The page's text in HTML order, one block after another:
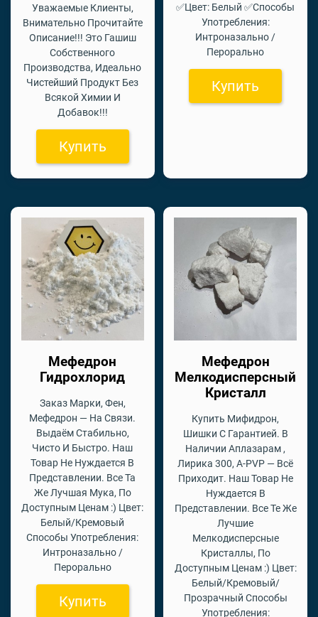
Уважаемые Клиенты,
Внимательно Прочитайте
Описание!!! Это Гашиш
Собственного
Производства, Идеально
Чистейший Продукт Без
Всякой Химии И
Добавок!!!
Купить
✅Цвет: Белый ✅Способы
Употребления:
Интроназально /
Перорально
Купить
Мефедрон
Гидрохлорид
Заказ Марки, Фен,
Мефедрон — На Связи.
Выдаём Стабильно,
Чисто И Быстро. Наш
Товар Не Нуждается В
Представлении. Все Та
Же Лучшая Мука, По
Доступным Ценам :) Цвет:
Белый/Кремовый
Способы Употребления:
Интроназально /
Перорально
Купить
Мефедрон
Мелкодисперсный
Кристалл
Купить Мифидрон,
Шишки С Гарантией. В
Наличии Аплазарам ,
Лирика 300, A-PVP — Всё
Приходит. Наш Товар Не
Нуждается В
Представлении. Все Те Же
Лучшие
Мелкодисперсные
Кристаллы, По
Доступным Ценам :) Цвет:
Белый/Кремовый/
Прозрачный Способы
Употребления: